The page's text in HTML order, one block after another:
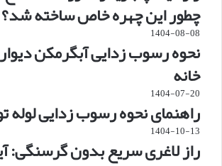
چطور این چهره خاص ساخته شد؟
1404-08-08
نحوه رسوب زدایی آبگرمکن
خانه
1404-07-20
راهنمای نحوه رسوب زدایی لوله
1404-10-13
راز لاغری سریع بدون گرسنگی: